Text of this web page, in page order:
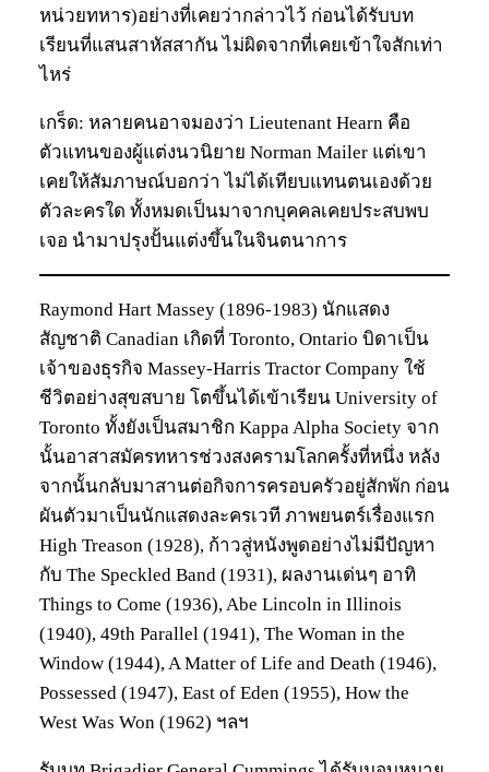
หน่วยทหาร)อย่างที่เคยว่ากล่าวไว้ ก่อนได้รับบท
เรียนที่แสนสาหัสสากัน ไม่ผิดจากที่เคยเข้าใจสักเท่า
ไหร่
เกร็ด: หลายคนอาจมองว่า Lieutenant Hearn คือ
ตัวแทนของผู้แต่งนวนิยาย Norman Mailer แต่เขา
เคยให้สัมภาษณ์บอกว่า ไม่ได้เทียบแทนตนเองด้วย
ตัวละครใด ทั้งหมดเป็นมาจากบุคคลเคยประสบพบ
เจอ นำมาปรุงปั้นแต่งขึ้นในจินตนาการ
Raymond Hart Massey (1896-1983) นักแสดง
สัญชาติ Canadian เกิดที่ Toronto, Ontario บิดาเป็น
เจ้าของธุรกิจ Massey-Harris Tractor Company ใช้
ชีวิตอย่างสุขสบาย โตขึ้นได้เข้าเรียน University of
Toronto ทั้งยังเป็นสมาชิก Kappa Alpha Society จาก
นั้นอาสาสมัครทหารช่วงสงครามโลกครั้งที่หนึ่ง หลัง
จากนั้นกลับมาสานต่อกิจการครอบครัวอยู่สักพัก ก่อน
ผันตัวมาเป็นนักแสดงละครเวที ภาพยนตร์เรื่องแรก
High Treason (1928), ก้าวสู่หนังพูดอย่างไม่มีปัญหา
กับ The Speckled Band (1931), ผลงานเด่นๆ อาทิ
Things to Come (1936), Abe Lincoln in Illinois
(1940), 49th Parallel (1941), The Woman in the
Window (1944), A Matter of Life and Death (1946),
Possessed (1947), East of Eden (1955), How the
West Was Won (1962) ฯลฯ